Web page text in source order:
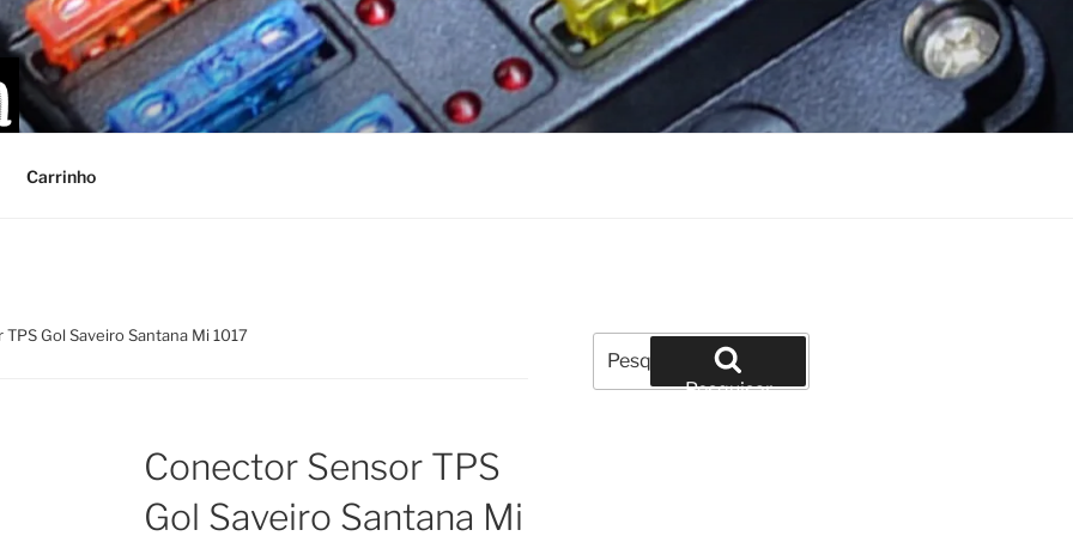
Carrinho
Gol Saveiro Santana Mi 1017
Conector Sensor TPS
Gol Saveiro Santana Mi
Pesquisar
por:
Pesquisar